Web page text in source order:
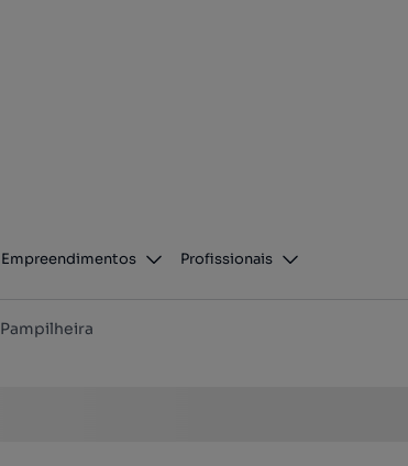
Empreendimentos Profissionais
Pampilheira